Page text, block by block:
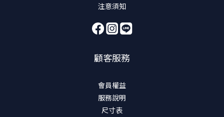
注意須知
顧客服務
會員權益
服務說明
尺寸表